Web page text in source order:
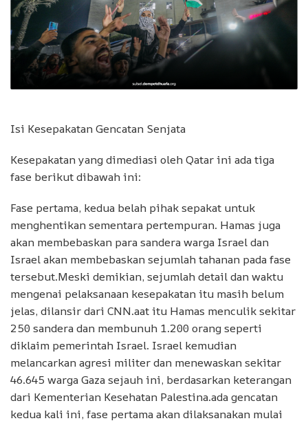
Isi Kesepakatan Gencatan Senjata
Kesepakatan yang dimediasi oleh Qatar ini ada tiga
fase berikut dibawah ini:
Fase pertama, kedua belah pihak sepakat untuk
menghentikan sementara pertempuran. Hamas juga
akan membebaskan para sandera warga Israel dan
Israel akan membebaskan sejumlah tahanan pada fase
tersebut.Meski demikian, sejumlah detail dan waktu
mengenai pelaksanaan kesepakatan itu masih belum
jelas, dilansir dari CNN.aat itu Hamas menculik sekitar
250 sandera dan membunuh 1.200 orang seperti
diklaim pemerintah Israel. Israel kemudian
melancarkan agresi militer dan menewaskan sekitar
46.645 warga Gaza sejauh ini, berdasarkan keterangan
dari Kementerian Kesehatan Palestina.ada gencatan
kedua kali ini, fase pertama akan dilaksanakan mulai